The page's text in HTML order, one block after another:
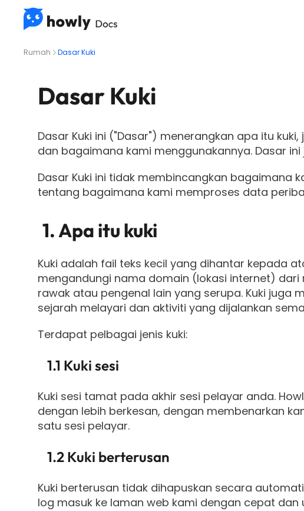
Rumah Dasar Kuki
Dasar Kuki
Dasar Kuki ini ("Dasar") menerangkan apa itu
dan bagaimana kami menggunakannya. Dasar
Dasar Kuki ini tidak membincangkan bagaimana
tentang bagaimana kami memproses data
1. Apa itu kuki
Kuki adalah fail teks kecil yang dihantar kepada
mengandungi nama domain (lokasi internet) dari
rawak atau pengenal lain yang serupa. Kuki
sejarah melayari dan aktiviti yang dijalankan
Terdapat pelbagai jenis kuki:
1.1 Kuki sesi
Kuki sesi tamat pada akhir sesi pelayar anda.
dengan lebih berkesan, dengan membenarkan
satu sesi pelayar.
1.2 Kuki berterusan
Kuki berterusan tidak dihapuskan secara
log masuk ke laman web kami dengan cepat dan